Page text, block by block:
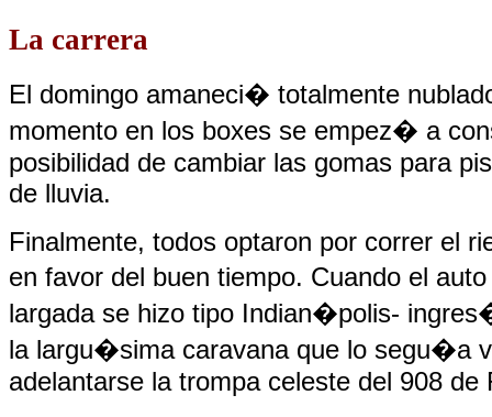
La carrera
El domingo amaneci� totalmente
momento en los boxes se empez� a
posibilidad de cambiar las gomas para
de lluvia.
Finalmente, todos optaron por correr el
en favor del buen tiempo. Cuando el
largada se hizo tipo Indian�polis-
la largu�sima caravana que lo segu�a
adelantarse la trompa celeste del 908 de